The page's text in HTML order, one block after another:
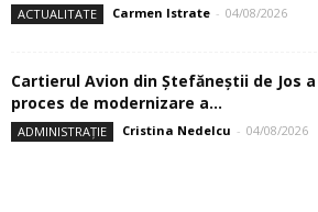
ACTUALITATE Carmen Istrate - 04/08/2026
Cartierul Avion din Ştefăneştii de Jos
proces de modernizare a...
ADMINISTRAȚIE Cristina Nedelcu - 04/08/2026